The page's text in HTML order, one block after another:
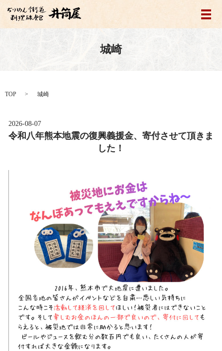
メ
城崎
TOP 城崎
2026-08-07
令和八年熊本地震の復興義援金、寄付させて頂きま
した！